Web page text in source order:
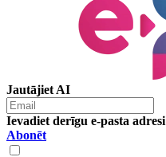
Jautājiet AI
Ievadiet derīgu e-pasta adresi
Abonēt